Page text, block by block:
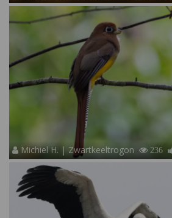
Michiel H. | Zwartkeeltrogon 236